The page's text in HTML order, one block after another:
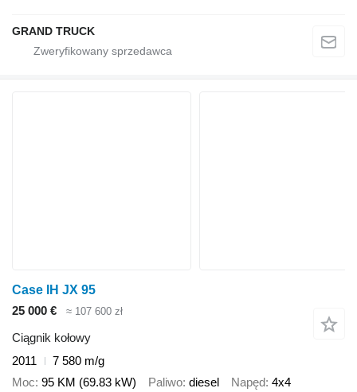
GRAND TRUCK
Case IH JX 95
25 000 €
≈ 107 600 zł
Ciągnik kołowy
2011
7 580 m/g
Moc 95 KM (69.83 kW) Paliwo diesel Napęd 4x4